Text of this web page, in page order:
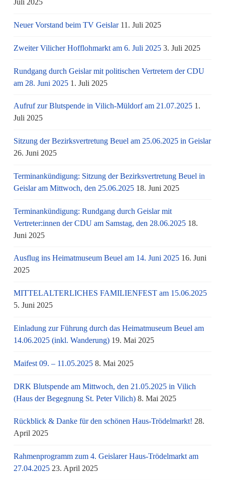
Juli 2025
Neuer Vorstand beim TV Geislar 11. Juli 2025
Zweiter Vilicher Hofflohmarkt am 6. Juli 2025 3. Juli 2025
Rundgang durch Geislar mit politischen Vertretern der CDU
am 28. Juni 2025 1. Juli 2025
Aufruf zur Blutspende in Vilich-Müldorf am 21.07.2025 1.
Juli 2025
Sitzung der Bezirksvertretung Beuel am 25.06.2025 in Geislar
26. Juni 2025
Terminankündigung: Sitzung der Bezirksvertretung Beuel in
Geislar am Mittwoch, den 25.06.2025 18. Juni 2025
Terminankündigung: Rundgang durch Geislar mit
Vertreter:innen der CDU am Samstag, den 28.06.2025 18.
Juni 2025
Ausflug ins Heimatmuseum Beuel am 14. Juni 2025 16. Juni
2025
MITTELALTERLICHES FAMILIENFEST am 15.06.2025
5. Juni 2025
Einladung zur Führung durch das Heimatmuseum Beuel am
14.06.2025 (inkl. Wanderung) 19. Mai 2025
Maifest 09. – 11.05.2025 8. Mai 2025
DRK Blutspende am Mittwoch, den 21.05.2025 in Vilich
(Haus der Begegnung St. Peter Vilich) 8. Mai 2025
Rückblick & Danke für den schönen Haus-Trödelmarkt! 28.
April 2025
Rahmenprogramm zum 4. Geislarer Haus-Trödelmarkt am
27.04.2025 23. April 2025